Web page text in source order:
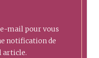
mail pour vous
notification de
article.